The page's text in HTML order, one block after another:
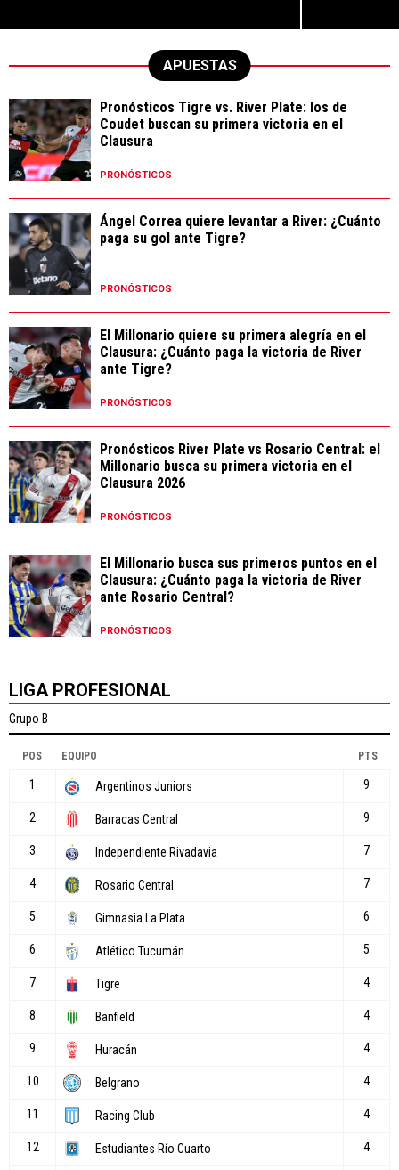
APUESTAS
Pronósticos Tigre vs. River Plate: los de
Coudet buscan su primera victoria en el
Clausura
PRONÓSTICOS
Ángel Correa quiere levantar a River: ¿Cuánto
paga su gol ante Tigre?
PRONÓSTICOS
El Millonario quiere su primera alegría en el
Clausura: ¿Cuánto paga la victoria de River
ante Tigre?
PRONÓSTICOS
Pronósticos River Plate vs Rosario Central: el
Millonario busca su primera victoria en el
Clausura 2026
PRONÓSTICOS
El Millonario busca sus primeros puntos en el
Clausura: ¿Cuánto paga la victoria de River
ante Rosario Central?
PRONÓSTICOS
LIGA PROFESIONAL